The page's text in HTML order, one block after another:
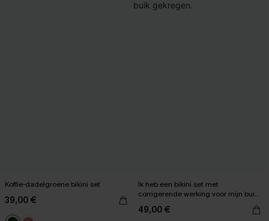
Koffie-dadelgroene bikini set
39,00 €
Ik heb een bikini set met
corrigerende werking voor mijn buik
49,00 €
【AG18】2 met 10% korting